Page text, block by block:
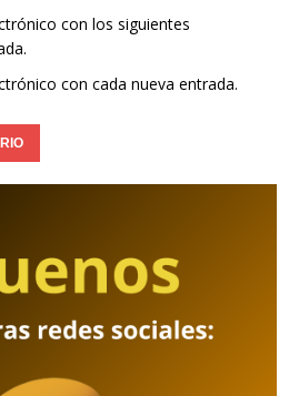
con los siguientes
con cada nueva entrada.